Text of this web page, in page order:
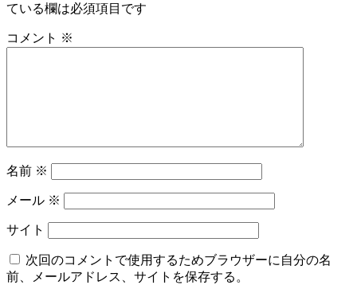
ている欄は必須項目です
コメント ※
名前 ※
メール ※
サイト
次回のコメントで使用するためブラウザーに自分の名
前、メールアドレス、サイトを保存する。